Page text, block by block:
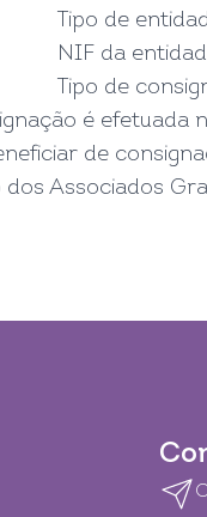
Tipo de
NIF da
Tipo de
é efetuada
de
Associados